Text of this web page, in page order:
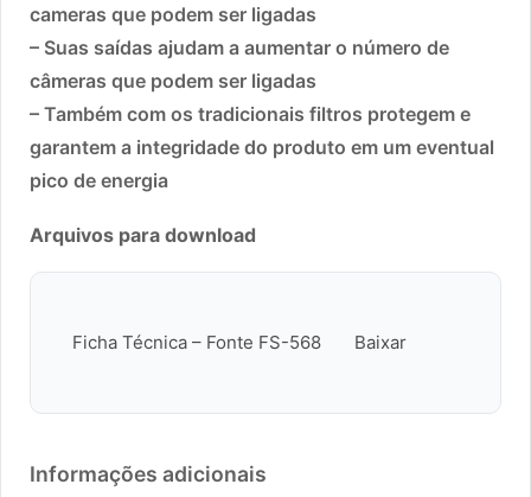
cameras que podem ser ligadas
– Suas saídas ajudam a aumentar o número de
câmeras que podem ser ligadas
– Também com os tradicionais filtros protegem e
garantem a integridade do produto em um eventual
pico de energia
Arquivos para download
Ficha Técnica – Fonte FS-568 Baixar
Informações adicionais